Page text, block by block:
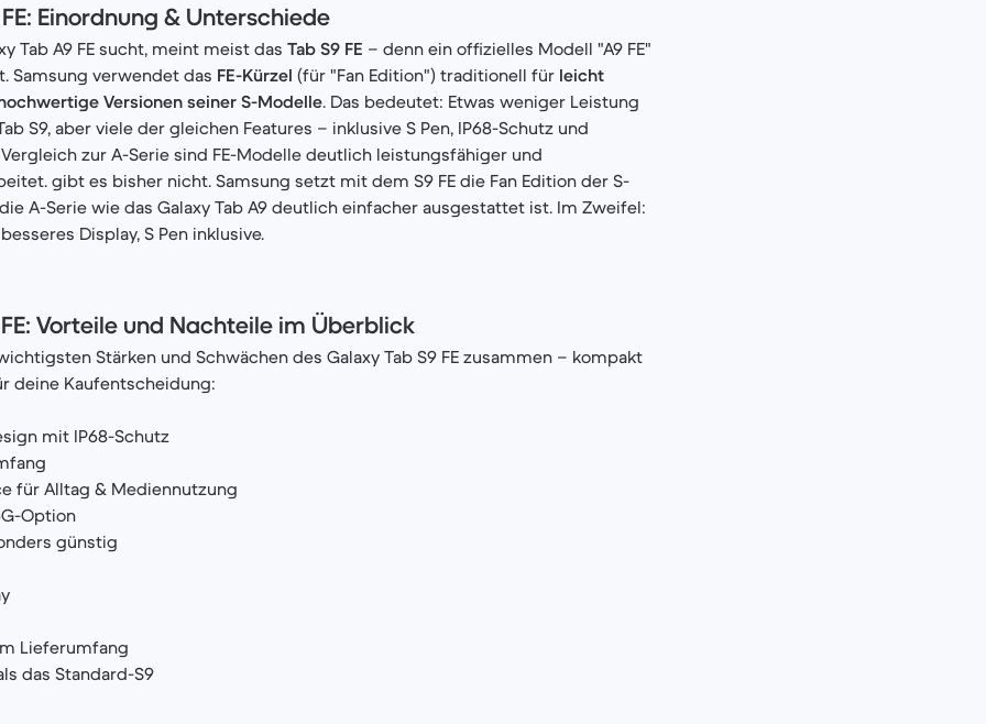
Einordnung & Unterschiede
Tab A9 FE sucht, meint meist das Tab S9 FE – denn ein offizielles Modell "A9 FE"
Samsung verwendet das FE-Kürzel (für "Fan Edition") traditionell für leicht
Versionen seiner S-Modelle. Das bedeutet: Etwas weniger Leistung
S9, aber viele der gleichen Features – inklusive S Pen, IP68-Schutz und
zur A-Serie sind FE-Modelle deutlich leistungsfähiger und
gibt es bisher nicht. Samsung setzt mit dem S9 FE die Fan Edition der S-
A-Serie wie das Galaxy Tab A9 deutlich einfacher ausgestattet ist. Im Zweifel:
Display, S Pen inklusive.
Vorteile und Nachteile im Überblick
Stärken und Schwächen des Galaxy Tab S9 FE zusammen – kompakt
deine Kaufentscheidung:
mit IP68-Schutz
für Alltag & Mediennutzung
Option
günstig
Lieferumfang
das Standard-S9